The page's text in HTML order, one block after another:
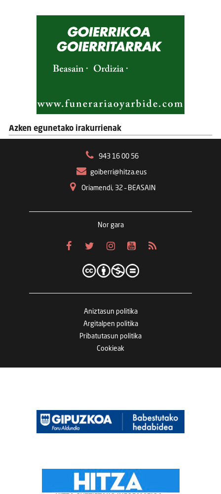
Azken egunetako irakurrienak
943 16 00 56
goiberri@hitza.eus
Oriamendi, 32 – BEASAIN
Nor gara
Aniztasun politika
Argitalpen politika
Pribatutasun politika
Cookieak